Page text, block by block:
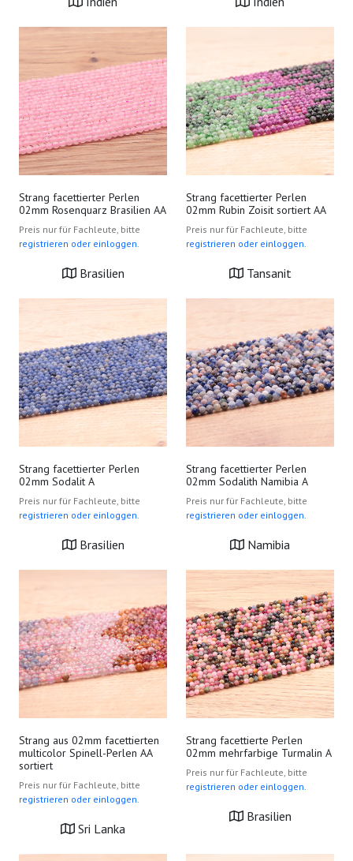
Strang facettierter Perlen
02mm Rosenquarz Brasilien AA
Preis nur für Fachleute, bitte
registrieren oder einloggen.
Brasilien
Strang facettierter Perlen
02mm Rubin Zoisit sortiert AA
Preis nur für Fachleute, bitte
registrieren oder einloggen.
Tansanit
Strang facettierter Perlen
02mm Sodalit A
Preis nur für Fachleute, bitte
registrieren oder einloggen.
Brasilien
Strang facettierter Perlen
02mm Sodalith Namibia A
Preis nur für Fachleute, bitte
registrieren oder einloggen.
Namibia
Strang aus 02mm facettierten
multicolor Spinell-Perlen AA
sortiert
Preis nur für Fachleute, bitte
registrieren oder einloggen.
Sri Lanka
Strang facettierte Perlen
02mm mehrfarbige Turmalin A
Preis nur für Fachleute, bitte
registrieren oder einloggen.
Brasilien